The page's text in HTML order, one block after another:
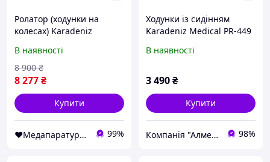
Ролатор (ходунки на
колесах) Karadeniz
Медапаратура
В наявності
8 277₴
8 900 ₴
Купити
❤️Медапаратура - Медтехніка Низьких Цін ✅ 99%
Ходунки із сидінням
Karadeniz Medical PR-449
В наявності
3 490₴
Купити
Компанія "Алмедика" 98%